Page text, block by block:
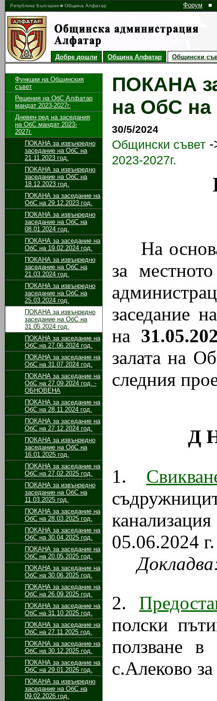
Република България ■ Община Алфатар Форум ■
Добре дошли Община Алфатар Общински
Функции на Общинския
съвет
Решения на ОбС Алфатар
мандат 2023-2027г.
Дневен ред на заседания
на ОбС мандат 2023-
2027г.
ПОКАНА за извънредно
заседание на ОбС на
21.11.2023 год.
ПОКАНА за извънредно
заседание на ОбС на
18.12.2023 год.
ПОКАНА за заседание на
ОбС на 29.12.2023 год.
ПОКАНА за извънредно
заседание на ОбС на
08.01.2024 год.
ПОКАНА за заседание на
ОбС на 19.02.2024 год.
ПОКАНА за извънредно
заседание на ОбС на
21.03.2024 год.
ПОКАНА за извънредно
заседание на ОбС на
25.03.2024 год.
ПОКАНА за извънредно
заседание на ОбС на
31.05.2024 год.
ПОКАНА за заседание на
ОбС на 27.06.2024 год.
ПОКАНА за заседание на
ОбС на 31.07.2024 год.
ПОКАНА за заседание на
ОбС на 27.09.2024 год. -
ОБНОВЕНА
ПОКАНА за заседание на
ОбС на 28.11.2024 год.
ПОКАНА за заседание на
ОбС на 27.12.2024 год.
ПОКАНА за извънредно
заседание на ОбС на
16.01.2025 год.
ПОКАНА за заседание на
ОбС на 27.02.2025 год.
ПОКАНА за извънредно
заседание на ОбС на
11.03.2025 год.
ПОКАНА за заседание на
ОбС на 28.03.2025 год.
ПОКАНА за заседание на
ОбС на 30.04.2025 год.
ПОКАНА за заседание на
ОбС на 20.05.2025 год.
ПОКАНА за заседание на
ОбС на 30.06.2025 год.
ПОКАНА за заседание на
ОбС на 26.09.2025 год.
ПОКАНА за заседание на
ОбС на 31.10.2025 год.
ПОКАНА за заседание на
ОбС на 27.11.2025 год.
ПОКАНА за заседание на
ОбС на 30.12.2025 год.
ПОКАНА за заседание на
ОбС на 29.01.2026 год.
ПОКАНА за извънредно
заседание на ОбС на
09.02.2026 год.
ПОКАНА
на ОбС на
30/5/2024
Общински съвет
2023-2027г.
На
за
заседание
на 31.05
залата на
следния
Д
1.
05.06.2024
2.
полски
ползване
с.Алеково